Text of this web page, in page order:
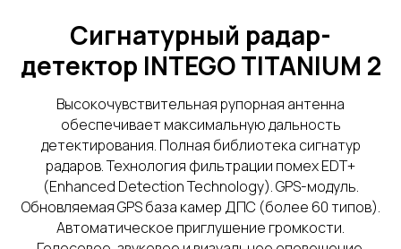
Сигнатурный радар-
детектор INTEGO TITANIUM 2
Высокочувствительная рупорная антенна
обеспечивает максимальную дальность
детектирования. Полная библиотека сигнатур
радаров. Технология фильтрации помех EDT+
(Enhanced Detection Technology). GPS-модуль.
Обновляемая GPS база камер ДПС (более 60 типов).
Автоматическое приглушение громкости.